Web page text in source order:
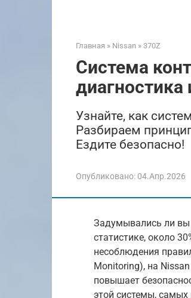
Главная » Nissan » 370Z
Система
Узнайте, как
Разбираем
Ездите безопасно!
Опубликовано: 04.Апр.2026
Задумывались ли вы
статистике, около
несоблюдения
Monitoring), на
повышает
этой системы, самых